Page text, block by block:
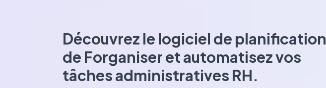
Découvrez le logiciel de planification
de Forganiser et automatisez vos
tâches administratives RH.